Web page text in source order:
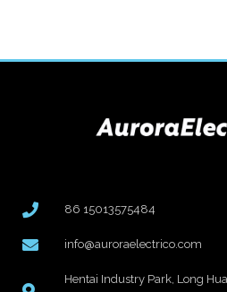
86 15013575484
info@auroraelectrico.com
Hentai Industry Park, Long